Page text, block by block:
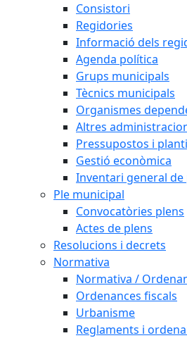
Consistori
Regidories
Informació dels
Agenda política
Grups municipals
Tècnics municipals
Organismes
Altres
Pressupostos i
Gestió econòmica
Inventari general
Ple municipal
Convocatòries plens
Actes de plens
Resolucions i decrets
Normativa
Normativa /
Ordenances fiscals
Urbanisme
Reglaments i